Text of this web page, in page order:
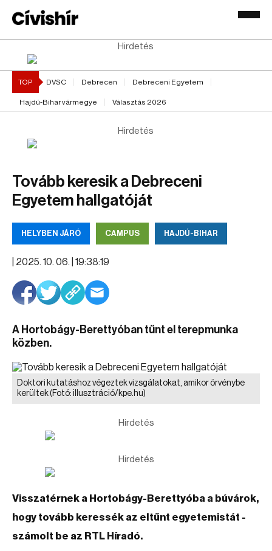
Hirdetés
TOP DVSC Debrecen Debreceni Egyetem
Hajdú-Bihar vármegye Választás 2026
Hirdetés
Tovább keresik a Debreceni
Egyetem hallgatóját
HELYBEN JÁRÓ CAMPUS HAJDÚ-BIHAR
2025. 10. 06. | 19:38:19
A Hortobágy-Berettyóban tűnt el terepmunka
közben.
Doktori kutatáshoz végeztek vizsgálatokat, amikor örvénybe
kerültek(Fotó: illusztráció/kpe.hu)
Hirdetés
Hirdetés
Visszatérnek a Hortobágy-Berettyóba a búvárok,
hogy tovább keressék az eltűnt egyetemistát -
számolt be az RTL Híradó.